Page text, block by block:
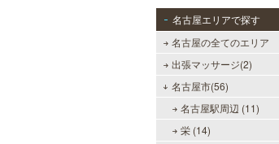
名古屋エリアで探す
名古屋の全てのエリア
出張マッサージ(2)
名古屋市(56)
名古屋駅周辺 (11)
栄 (14)